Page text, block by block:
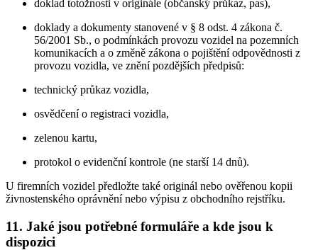
doklad totožnosti v originále (občanský průkaz, pas),
doklady a dokumenty stanovené v § 8 odst. 4 zákona č.
56/2001 Sb., o podmínkách provozu vozidel na pozemních
komunikacích a o změně zákona o pojištění odpovědnosti z
provozu vozidla, ve znění pozdějších předpisů:
technický průkaz vozidla,
osvědčení o registraci vozidla,
zelenou kartu,
protokol o evidenční kontrole (ne starší 14 dnů).
U firemních vozidel předložte také originál nebo ověřenou kopii
živnostenského oprávnění nebo výpisu z obchodního rejstříku.
11. Jaké jsou potřebné formuláře a kde jsou k
dispozici